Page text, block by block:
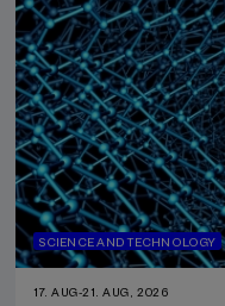
SCIENCE AND TECHNOLOGY
17. AUG-21. AUG, 2026